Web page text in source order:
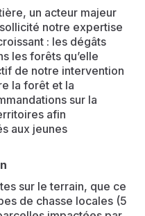
un acteur majeur
notre expertise
: les dégâts
les forêts qu’elle
de notre intervention
la forêt et la
sur la
afin
aux jeunes
sur le terrain, que ce
de chasse locales (5